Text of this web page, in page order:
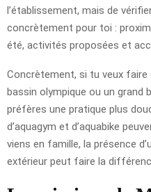
l’établissement, mais de
concrètement pour toi :
été, activités proposées et
Concrètement, si tu veux faire
bassin olympique ou un grand
préfères une pratique plus
d’aquagym et d’aquabike
viens en famille, la présence
extérieur peut faire la